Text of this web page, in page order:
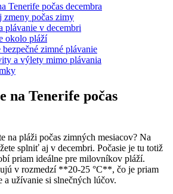
Tenerife počas decembra
zmeny počas zimy
plávanie v decembri
okolo pláží
zimné plávanie
a výlety mimo plávania
na Tenerife počas
na pláži počas zimných mesiacov? Na
splniť aj v decembri. Počasie je tu totiž
priam ideálne pre milovníkov pláží.
v rozmedzí **20-25 °C**, čo je priam
a užívanie si slnečných lúčov.